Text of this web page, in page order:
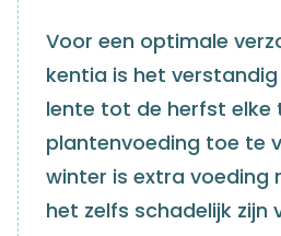
Voor een optimale
kentia is het
lente tot de herfst elke
plantenvoeding toe te
winter is extra voeding
het zelfs schadelijk zijn